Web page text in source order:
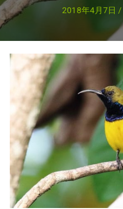
2018年4月7日 /